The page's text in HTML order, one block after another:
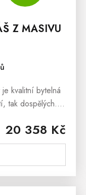
Z MASIVU
20 358 Kč
kvalitní bytelná
tak dospělých.